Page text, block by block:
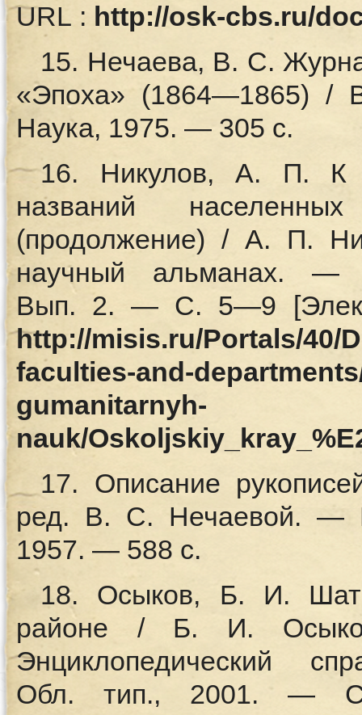
URL : http://osk-cbs.ru/
15. Нечаева, В. С.
«Эпоха» (1864—1865)
Наука, 1975. — 305 с.
16. Никулов, А. П. К
названий
(продолжение) / А. П.
научный альманах.
Вып. 2. — С. 5—9
http://misis.ru/Portals/40/
faculties-and-
gumanitarnyh-
nauk/
17. Описание
ред. В. С. Нечаевой. —
1957. — 588 с.
18. Осыков, Б. И.
районе / Б. И.
Энциклопедический
Обл. тип., 2001. — С.